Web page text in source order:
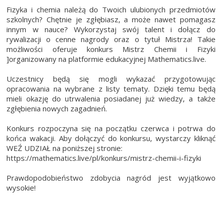
Fizyka i chemia należą do Twoich ulubionych przedmiotów
szkolnych? Chętnie je zgłębiasz, a może nawet pomagasz
innym w nauce? Wykorzystaj swój talent i dołącz do
rywalizacji o cenne nagrody oraz o tytuł Mistrza! Takie
możliwości oferuje konkurs Mistrz Chemii i Fizyki
]organizowany na platformie edukacyjnej Mathematics.live.
Uczestnicy będą się mogli wykazać przygotowując
opracowania na wybrane z listy tematy. Dzięki temu będą
mieli okazję do utrwalenia posiadanej już wiedzy, a także
zgłębienia nowych zagadnień.
Konkurs rozpoczyna się na początku czerwca i potrwa do
końca wakacji. Aby dołączyć do konkursu, wystarczy kliknąć
WEŹ UDZIAŁ na poniższej stronie:
https://mathematics.live/pl/konkurs/mistrz-chemii-i-fizyki
Prawdopodobieństwo zdobycia nagród jest wyjątkowo
wysokie!